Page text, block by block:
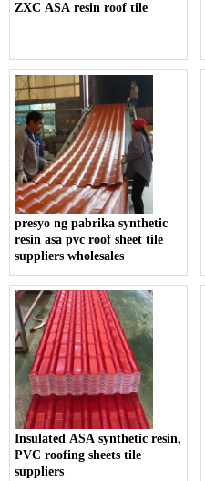
ZXC ASA resin roof tile
presyo ng pabrika synthetic
resin asa pvc roof sheet tile
suppliers wholesales
Insulated ASA synthetic resin,
PVC roofing sheets tile
suppliers